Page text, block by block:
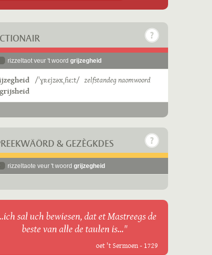
rizzeltaot veur 't woord grijzegheid
/ˈɣʀɛjzəxˌɦɛːt/ zelfstandeg naomwoord
& GEZÈGKDES
rizzeltaote veur 't woord grijzegheid
sal uch bewiesen, dat et Mastreegs de
beste van alle de taulen is..."
oet 't Sermoen - 1729